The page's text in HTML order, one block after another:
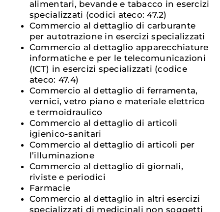
alimentari, bevande e tabacco in esercizi
specializzati (codici ateco: 47.2)
Commercio al dettaglio di carburante
per autotrazione in esercizi specializzati
Commercio al dettaglio apparecchiature
informatiche e per le telecomunicazioni
(ICT) in esercizi specializzati (codice
ateco: 47.4)
Commercio al dettaglio di ferramenta,
vernici, vetro piano e materiale elettrico
e termoidraulico
Commercio al dettaglio di articoli
igienico-sanitari
Commercio al dettaglio di articoli per
l’illuminazione
Commercio al dettaglio di giornali,
riviste e periodici
Farmacie
Commercio al dettaglio in altri esercizi
specializzati di medicinali non soggetti